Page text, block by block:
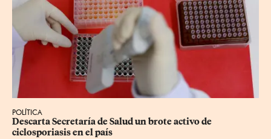
POLÍTICA
Descarta Secretaría de Salud un brote activo de
ciclosporiasis en el país